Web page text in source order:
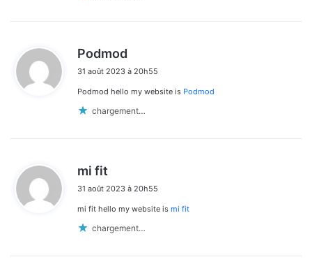
Podmod
t
31 août 2023 à 20h55
Podmod hello my website is Podmod
chargement…
mi fit
t
31 août 2023 à 20h55
mi fit hello my website is mi fit
chargement…